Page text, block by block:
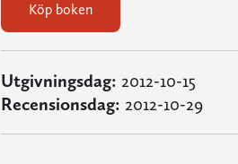
Köp boken
Utgivningsdag: 2012-10-15
Recensionsdag: 2012-10-29